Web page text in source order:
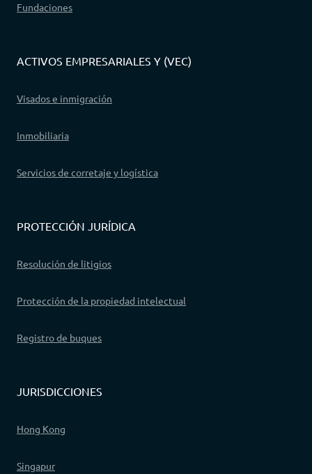
Fundaciones
ACTIVOS EMPRESARIALES Y (VEC)
Visados e inmigración
Inmobiliaria
Servicios de corretaje y logística
PROTECCIÓN JURÍDICA
Resolución de litigios
Protección de la propiedad intelectual
Registro de buques
JURISDICCIONES
Hong Kong
Singapur